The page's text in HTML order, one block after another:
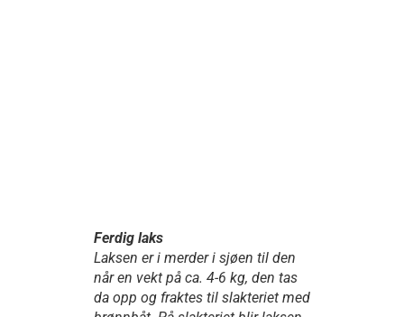
Ferdig laks
Laksen er i merder i sjøen til den
når en vekt på ca. 4-6 kg, den tas
da opp og fraktes til slakteriet med